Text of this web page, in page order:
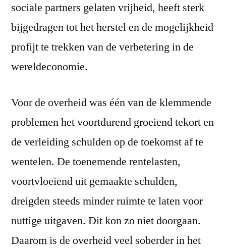
sociale partners gelaten vrijheid, heeft sterk
bijgedragen tot het herstel en de mogelijkheid
profijt te trekken van de verbetering in de
wereldeconomie.
Voor de overheid was één van de klemmende
problemen het voortdurend groeiend tekort en
de verleiding schulden op de toekomst af te
wentelen. De toenemende rentelasten,
voortvloeiend uit gemaakte schulden,
dreigden steeds minder ruimte te laten voor
nuttige uitgaven. Dit kon zo niet doorgaan.
Daarom is de overheid veel soberder in het